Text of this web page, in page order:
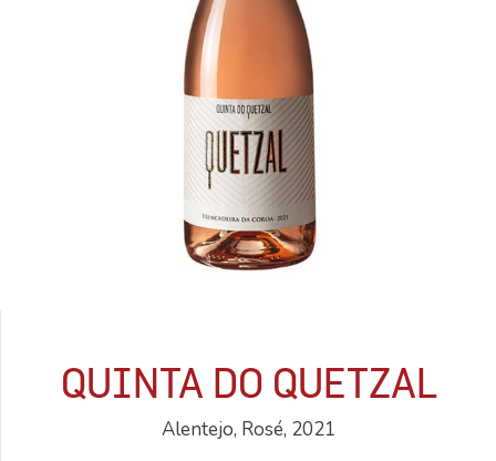
QUINTA DO QUETZAL
Alentejo, Rosé, 2021